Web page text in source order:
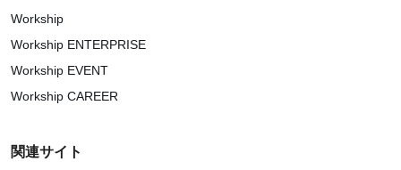
Workship
Workship ENTERPRISE
Workship EVENT
Workship CAREER
関連サイト